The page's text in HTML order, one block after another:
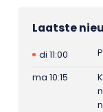
Laatste
di 11:00
ma 10:15